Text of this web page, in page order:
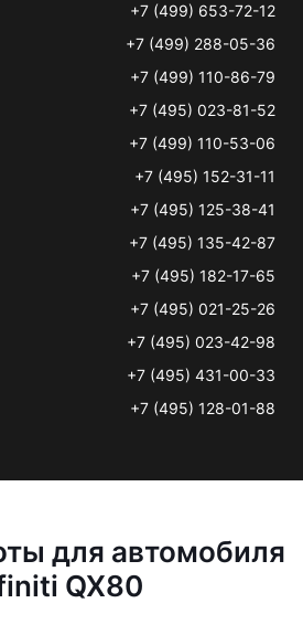
+7 (499) 653-72-12
+7 (499) 288-05-36
+7 (499) 110-86-79
+7 (495) 023-81-52
+7 (499) 110-53-06
+7 (495) 152-31-11
+7 (495) 125-38-41
+7 (495) 135-42-87
+7 (495) 182-17-65
+7 (495) 021-25-26
+7 (495) 023-42-98
+7 (495) 431-00-33
+7 (495) 128-01-88
для автомобиля
QX80